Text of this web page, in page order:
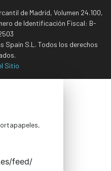
de Madrid, Volumen 24.100,
de Identificación Fiscal: B-
Spain S.L. Todos los derechos
Sitio